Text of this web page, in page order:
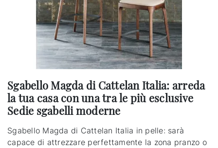
Sgabello Magda di Cattelan Italia: arreda
la tua casa con una tra le più esclusive
Sedie sgabelli moderne
Sgabello Magda di Cattelan Italia in pelle: sarà
capace di attrezzare perfettamente la zona pranzo o